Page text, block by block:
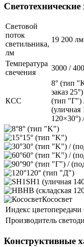
Световой
поток
светильника,
лм
19 200 лм
Температура
свечения
3000 /
КСС
8° (тип
заказ
(тип "Г")
(уличная
120×30°)
8° (тип "K")
15° (тип "K")
30° (тип "K") /
60° (тип "K") /
90° (тип "Г") /
120° (тип "Д")
SH1 (уличная
HB (складская
Кососвет
Индекс
Производитель
Конструктивные